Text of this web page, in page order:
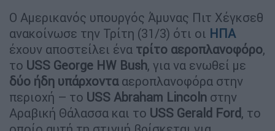
Ο Αμερικανός υπουργός Άμυνας Πιτ Χέγκσεθ
ανακοίνωσε την Τρίτη (31/3) ότι οι ΗΠΑ
έχουν αποστείλει ένα τρίτο αεροπλανοφόρο,
το USS George HW Bush, για να ενωθεί με
δύο ήδη υπάρχοντααεροπλανοφόρα στην
περιοχή – το USS Abraham Lincoln στην
Αραβική Θάλασσα και το USS Gerald Ford, το